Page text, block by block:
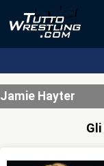
Jamie Hayter